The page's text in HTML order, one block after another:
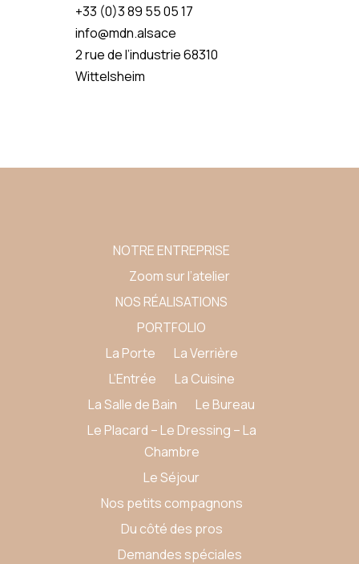
+33 (0)3 89 55 05 17
info@mdn.alsace
2 rue de l’industrie 68310
Wittelsheim
NOTRE ENTREPRISE
Zoom sur l’atelier
NOS RÉALISATIONS
PORTFOLIO
La Porte
La Verrière
L’Entrée
La Cuisine
La Salle de Bain
Le Bureau
Le Placard – Le Dressing – La
Chambre
Le Séjour
Nos petits compagnons
Du côté des pros
Demandes spéciales